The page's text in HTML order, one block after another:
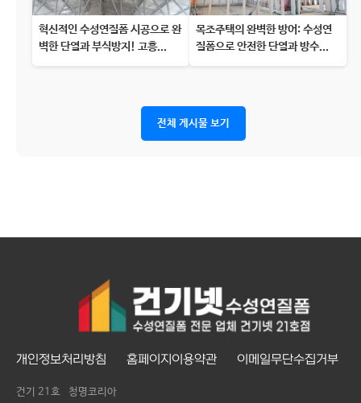
혁신적인 수성연질폼 시공으로 완
벽한 단열과 부식방지! 고흥...
목조주택의 완벽한 방어: 수성연
질폼으로 안전한 단열과 방수...
전체 게시물 보기
개인정보처리방침 홈페이지이용약관 이메일무단수집거부
건기 21호
청명코리아